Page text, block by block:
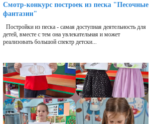
Смотр-конкурс построек из песка "Песочные
фантазии"
Постройки из песка - самая доступная деятельность для
детей, вместе с тем она увлекательная и может
реализовать большой спектр детски...